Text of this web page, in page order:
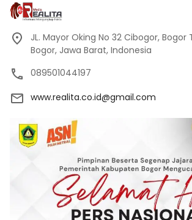
JL. Mayor Oking No 32 Cibogor, Bogor
Bogor, Jawa Barat, Indonesia
089501044197
www.realita.co.id@gmail.com